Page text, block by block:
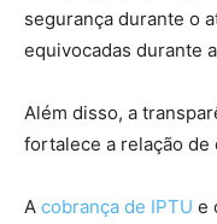
segurança durante o
equivocadas durante
Além disso, a
fortalece a relação
A cobrança de IPTU e